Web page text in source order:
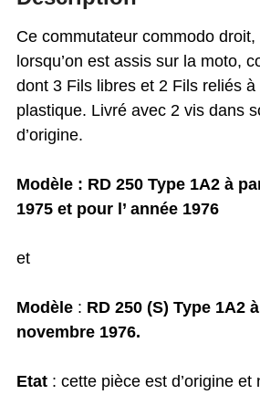
rare
Ce commutateur commodo
lorsqu’on est assis sur la moto,
dont 3 Fils libres et 2 Fils reliés à
plastique. Livré avec 2 vis dans
d’origine.
Modèle : RD 250 Type 1A2 à
1975 et pour l’ année 1976
et
Modèle : RD 250 (S) Type 1A2
novembre 1976.
Etat : cette pièce est d’origine et